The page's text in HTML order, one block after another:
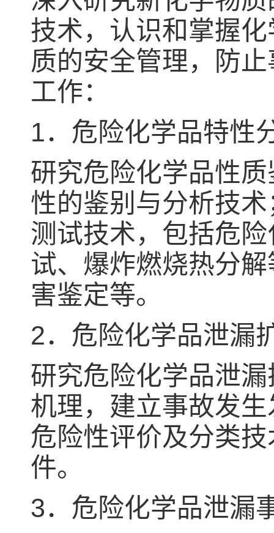
技术，认识和掌握
质的安全管理，防
工作：
1．危险化学品特性
研究危险化学品性
性的鉴别与分析技
测试技术，包括危
试、爆炸燃烧热分
害鉴定等。
2．危险化学品泄漏
研究危险化学品泄
机理，建立事故发
危险性评价及分类
件。
3．危险化学品泄漏